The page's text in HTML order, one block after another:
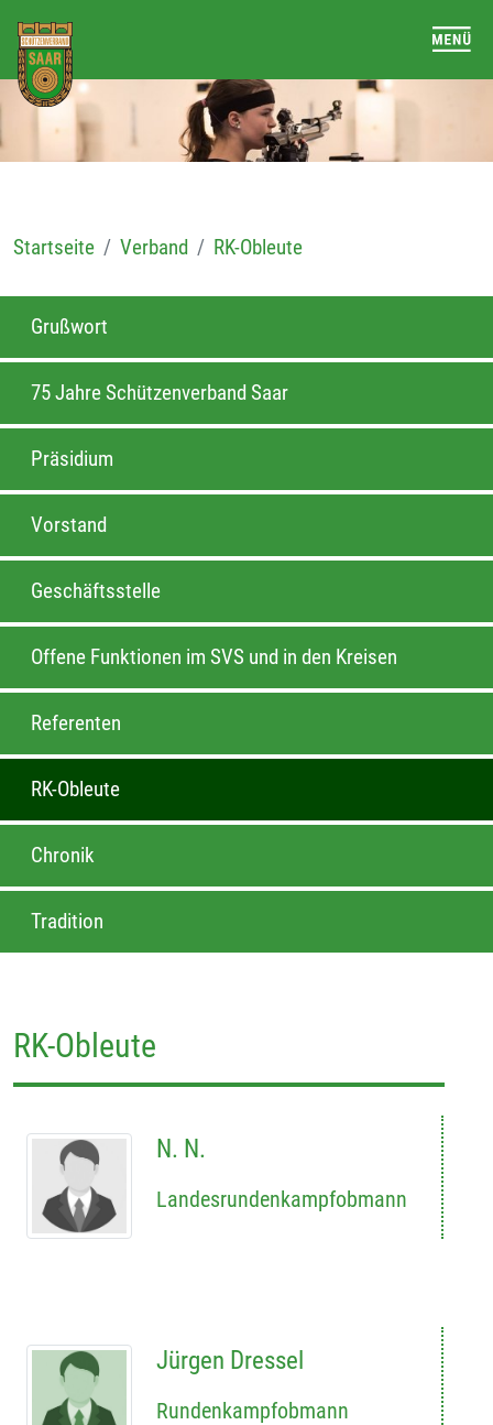
Startseite Verband RK-Obleute
Grußwort
75 Jahre Schützenverband Saar
Präsidium
Vorstand
Geschäftsstelle
Offene Funktionen im SVS und in den Kreisen
Referenten
RK-Obleute
Chronik
Tradition
RK-Obleute
N. N.
Landesrundenkampfobmann
Jürgen Dressel
Rundenkampfobmann